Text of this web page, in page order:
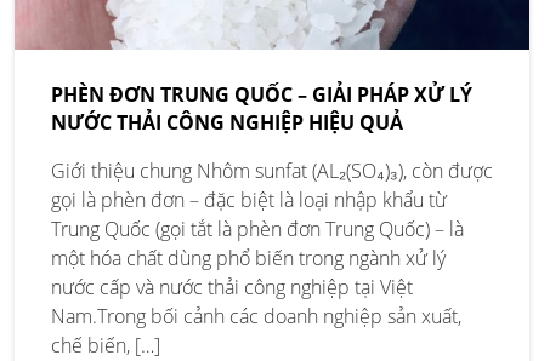
PHÈN ĐƠN TRUNG QUỐC – GIẢI PHÁP XỬ LÝ
NƯỚC THẢI CÔNG NGHIỆP HIỆU QUẢ
Giới thiệu chung Nhôm sunfat (AL₂(SO₄)₃), còn được
gọi là phèn đơn – đặc biệt là loại nhập khẩu từ
Trung Quốc (gọi tắt là phèn đơn Trung Quốc) – là
một hóa chất dùng phổ biến trong ngành xử lý
nước cấp và nước thải công nghiệp tại Việt
Nam.Trong bối cảnh các doanh nghiệp sản xuất,
chế biến, […]